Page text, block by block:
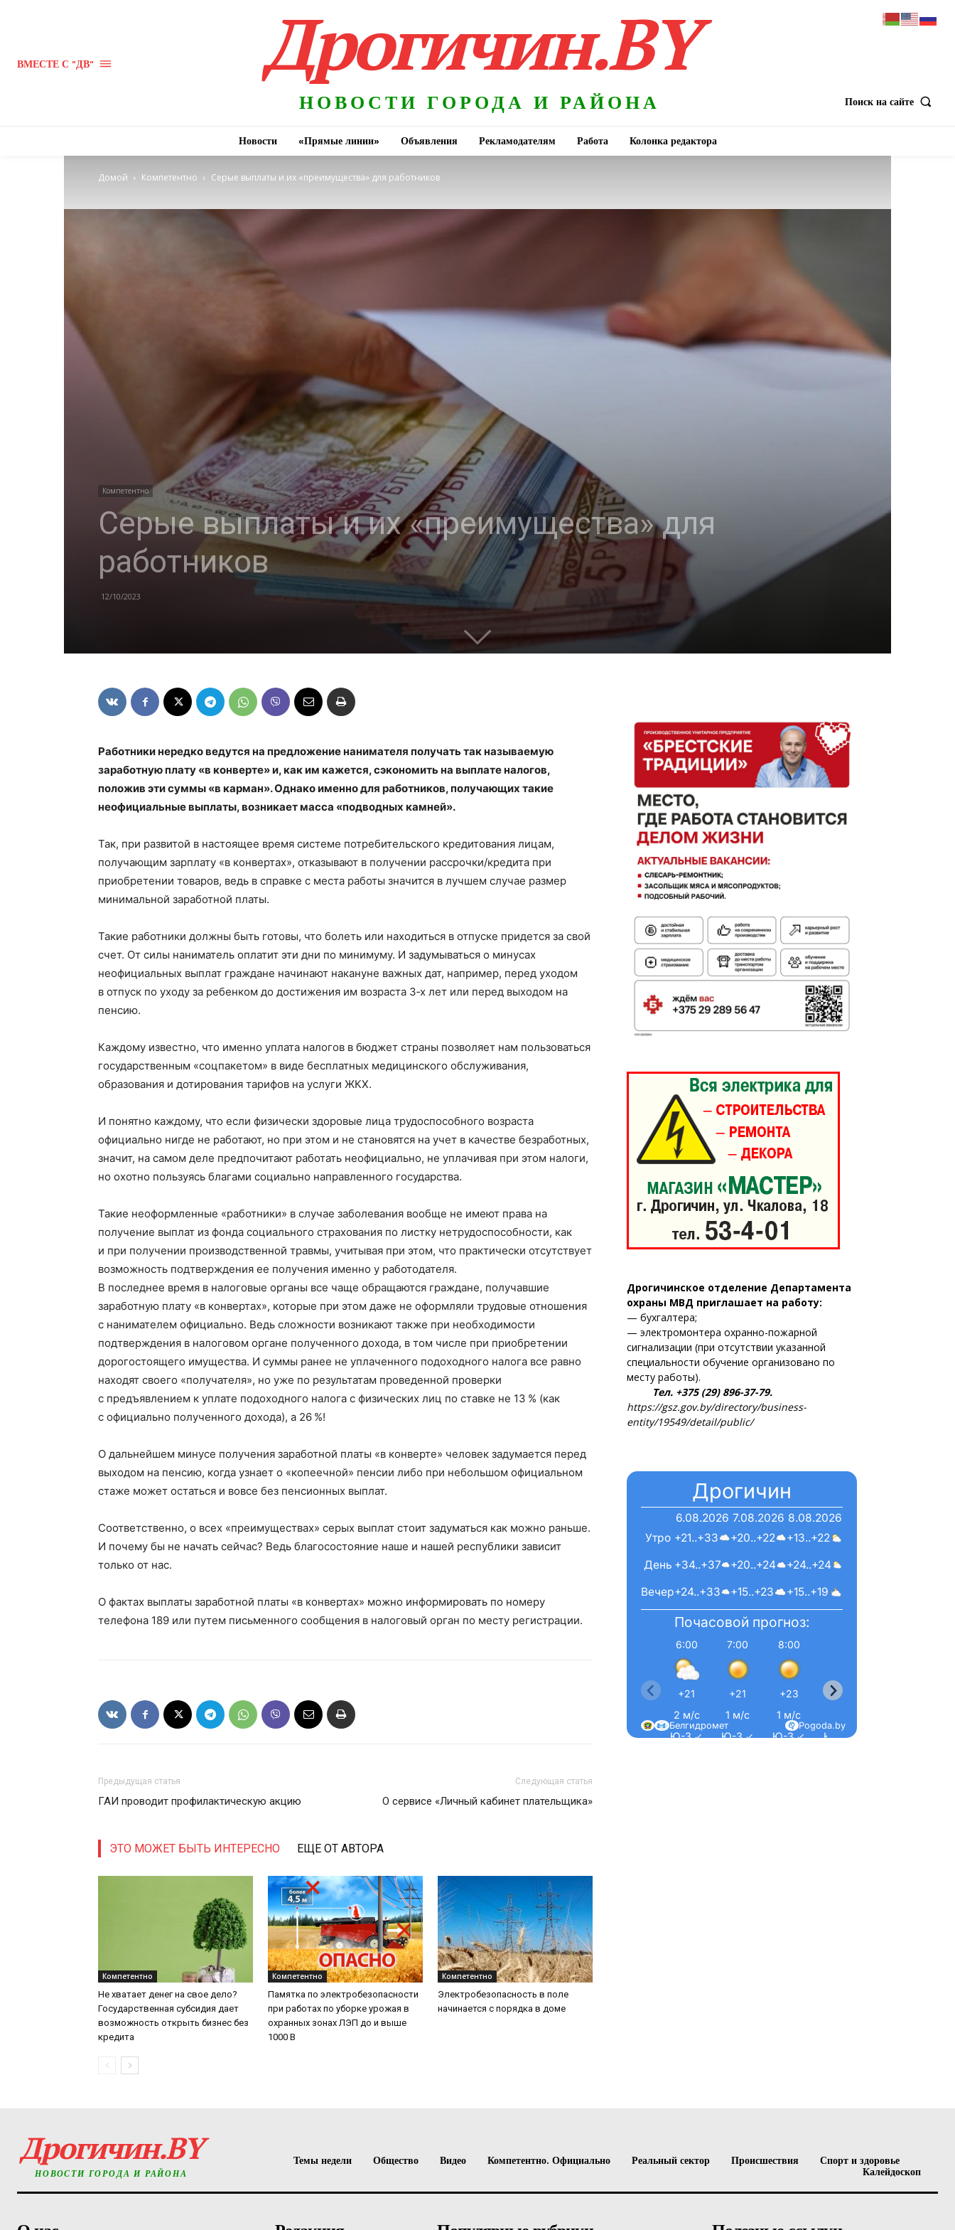
"Драгічынскі Веснік"
ПОДПИСАТЬСЯ
Редакция "ДВ"
Наша гісторыя
Контакты
Правила использования материалов
Электронные обращения
ВМЕСТЕ С "ДВ" Дрогичин.BY
НОВОСТИ ГОРОДА И РАЙОНА Поиск на сайте
Новости «Прямые линии» Объявления Рекламодателям Работа Колонка редактора
Домой Компетентно Серые выплаты и их «преимущества» для работников
Компетентно
Серые выплаты и их «преимущества» для
работников
12/10/2023
Работники нередко ведутся на предложение нанимателя получать так называемую
заработную плату «в конверте» и, как им кажется, сэкономить на выплате налогов,
положив эти суммы «в карман». Однако именно для работников, получающих такие
неофициальные выплаты, возникает масса «подводных камней».
Так, при развитой в настоящее время системе потребительского кредитования лицам,
получающим зарплату «в конвертах», отказывают в получении рассрочки/кредита при
приобретении товаров, ведь в справке с места работы значится в лучшем случае размер
минимальной заработной платы.
Такие работники должны быть готовы, что болеть или находиться в отпуске придется за свой
счет. От силы наниматель оплатит эти дни по минимуму. И задумываться о минусах
неофициальных выплат граждане начинают накануне важных дат, например, перед уходом
в отпуск по уходу за ребенком до достижения им возраста 3‑х лет или перед выходом на
пенсию.
Каждому известно, что именно уплата налогов в бюджет страны позволяет нам пользоваться
государственным «соцпакетом» в виде бесплатных медицинского обслуживания,
образования и дотирования тарифов на услуги ЖКХ.
И понятно каждому, что если физически здоровые лица трудоспособного возраста
официально нигде не работают, но при этом и не становятся на учет в качестве безработных,
значит, на самом деле предпочитают работать неофициально, не уплачивая при этом налоги,
но охотно пользуясь благами социально направленного государства.
Такие неоформленные «работники» в случае заболевания вообще не имеют права на
получение выплат из фонда социального страхования по листку нетрудоспособности, как
и при получении производственной травмы, учитывая при этом, что практически отсутствует
возможность подтверждения ее получения именно у работодателя.
В последнее время в налоговые органы все чаще обращаются граждане, получавшие
заработную плату «в конвертах», которые при этом даже не оформляли трудовые отношения
с нанимателем официально. Ведь сложности возникают также при необходимости
подтверждения в налоговом органе полученного дохода, в том числе при приобретении
дорогостоящего имущества. И суммы ранее не уплаченного подоходного налога все равно
находят своего «получателя», но уже по результатам проведенной проверки
с предъявлением к уплате подоходного налога с физических лиц по ставке не 13 % (как
с официально полученного дохода), а 26 %!
О дальнейшем минусе получения заработной платы «в конверте» человек задумается перед
выходом на пенсию, когда узнает о «копеечной» пенсии либо при небольшом официальном
стаже может остаться и вовсе без пенсионных выплат.
Соответственно, о всех «преимуществах» серых выплат стоит задуматься как можно раньше.
И почему бы не начать сейчас? Ведь благосостояние наше и нашей республики зависит
только от нас.
О фактах выплаты заработной платы «в конвертах» можно информировать по номеру
телефона 189 или путем письменного сообщения в налоговый орган по месту регистрации.
Предыдущая статья
ГАИ проводит профилактическую акцию
Следующая статья
О сервисе «Личный кабинет плательщика»
ЭТО МОЖЕТ БЫТЬ ИНТЕРЕСНО ЕЩЕ ОТ АВТОРА
Компетентно
Не хватает денег на свое дело?
Государственная субсидия дает
возможность открыть бизнес без
кредита
Компетентно
Памятка по электробезопасности
при работах по уборке урожая в
охранных зонах ЛЭП до и выше
1000 В
Компетентно
Электробезопасность в поле
начинается с порядка в доме
Дрогичинское отделение Департамента
охраны МВД приглашает на работу:
— бухгалтера;
— электромонтера охранно-пожарной
сигнализации (при отсутствии указанной
специальности обучение организовано по
месту работы).
Тел. +375 (29) 896-37-79.
https://gsz.gov.by/directory/business-
entity/19549/detail/public/
Дрогичин
6.08.2026
+21..+33
+34..+37
+24..+33
7.08.2026
+20..+22
+20..+24
+15..+23
8.08.2026
+13..+22
+24..+24
+15..+19
Вечер
День
Утро
Почасовой прогноз:
6:00
+21
2 м/с
Ю-З ↙
7:00
+21
1 м/с
Ю-З ↙
8:00
+23
1 м/с
Ю-З ↙
+26
Ю-З ↙
Pogoda.by
Белгидромет
Дрогичин.BY
НОВОСТИ ГОРОДА И РАЙОНА
Темы недели Общество Видео Компетентно. Официально Реальный сектор Происшествия
Спорт и здоровье
Калейдоскоп